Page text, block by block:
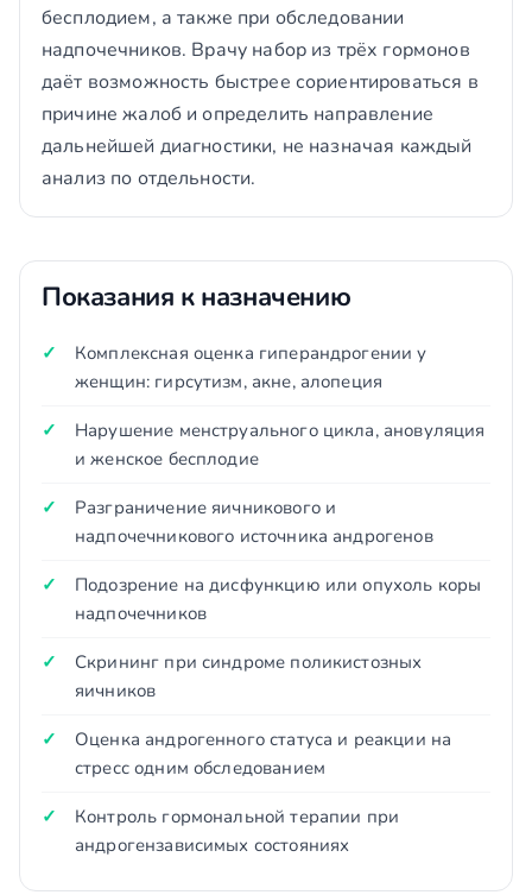
бесплодием, а также при обследовании
надпочечников. Врачу набор из трёх гормонов
даёт возможность быстрее сориентироваться в
причине жалоб и определить направление
дальнейшей диагностики, не назначая каждый
анализ по отдельности.
Показания к назначению
Комплексная оценка гиперандрогении у
женщин: гирсутизм, акне, алопеция
Нарушение менструального цикла, ановуляция
и женское бесплодие
Разграничение яичникового и
надпочечникового источника андрогенов
Подозрение на дисфункцию или опухоль коры
надпочечников
Скрининг при синдроме поликистозных
яичников
Оценка андрогенного статуса и реакции на
стресс одним обследованием
Контроль гормональной терапии при
андрогензависимых состояниях